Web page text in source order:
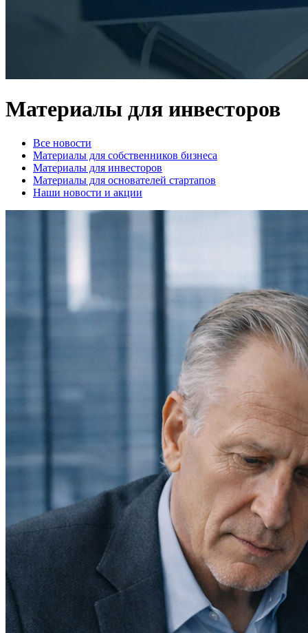
Материалы для инвесторов
Все новости
Материалы для собственников бизнеса
Материалы для инвесторов
Материалы для основателей стартапов
Наши новости и акции